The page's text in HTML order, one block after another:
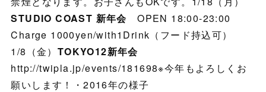
STUDIO COAST 新年会 OPEN 18:00-23:00
Charge 1000yen/with1Drink（フード持込可）
1/8（金） TOKYO12新年会
http://twipla.jp/events/181698※今年もよろしくお
願いします！・2016年の様子